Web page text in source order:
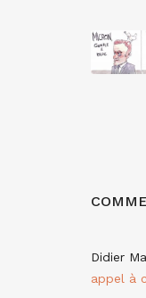
Didier
appel à